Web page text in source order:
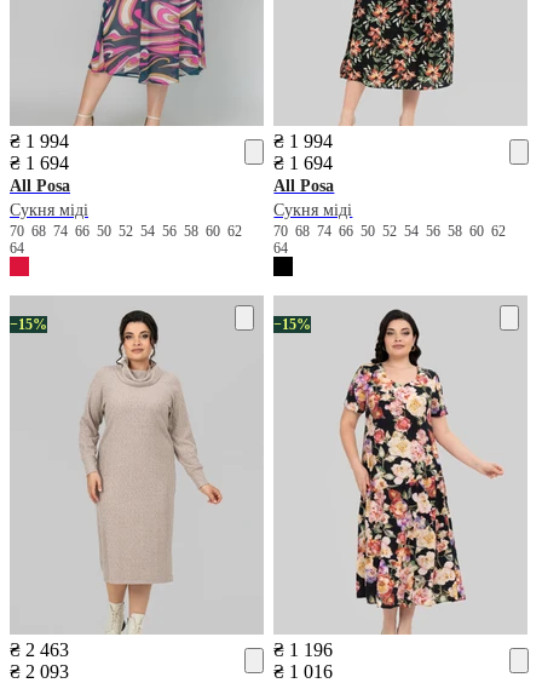
₴ 1 994
₴ 1 694
All Posa
Сукня міді
70 68 74 66 50 52 54 56 58 60 62
64
₴ 1 994
₴ 1 694
All Posa
Сукня міді
7068746650525456586062
64
−15%
₴ 2 463
₴ 2 093
−15%
₴ 1 196
₴ 1 016